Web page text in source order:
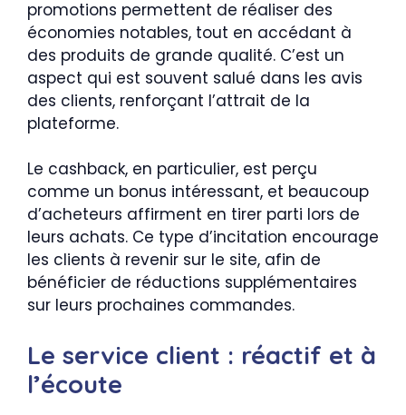
promotions permettent de réaliser des
économies notables, tout en accédant à
des produits de grande qualité. C’est un
aspect qui est souvent salué dans les avis
des clients, renforçant l’attrait de la
plateforme.
Le cashback, en particulier, est perçu
comme un bonus intéressant, et beaucoup
d’acheteurs affirment en tirer parti lors de
leurs achats. Ce type d’incitation encourage
les clients à revenir sur le site, afin de
bénéficier de réductions supplémentaires
sur leurs prochaines commandes.
Le service client : réactif et à
l’écoute